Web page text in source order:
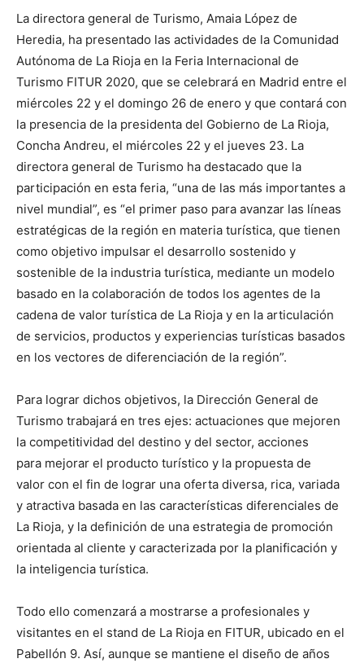
La directora general de Turismo, Amaia López de
Heredia, ha presentado las actividades de la Comunidad
Autónoma de La Rioja en la Feria Internacional de
Turismo FITUR 2020, que se celebrará en Madrid entre el
miércoles 22 y el domingo 26 de enero y que contará con
la presencia de la presidenta del Gobierno de La Rioja,
Concha Andreu, el miércoles 22 y el jueves 23. La
directora general de Turismo ha destacado que la
participación en esta feria, “una de las más importantes a
nivel mundial”, es “el primer paso para avanzar las líneas
estratégicas de la región en materia turística, que tienen
como objetivo impulsar el desarrollo sostenido y
sostenible de la industria turística, mediante un modelo
basado en la colaboración de todos los agentes de la
cadena de valor turística de La Rioja y en la articulación
de servicios, productos y experiencias turísticas basados
en los vectores de diferenciación de la región”.
Para lograr dichos objetivos, la Dirección General de
Turismo trabajará en tres ejes: actuaciones que mejoren
la competitividad del destino y del sector, acciones
para mejorar el producto turístico y la propuesta de
valor con el fin de lograr una oferta diversa, rica, variada
y atractiva basada en las características diferenciales de
La Rioja, y la definición de una estrategia de promoción
orientada al cliente y caracterizada por la planificación y
la inteligencia turística.
Todo ello comenzará a mostrarse a profesionales y
visitantes en el stand de La Rioja en FITUR, ubicado en el
Pabellón 9. Así, aunque se mantiene el diseño de años